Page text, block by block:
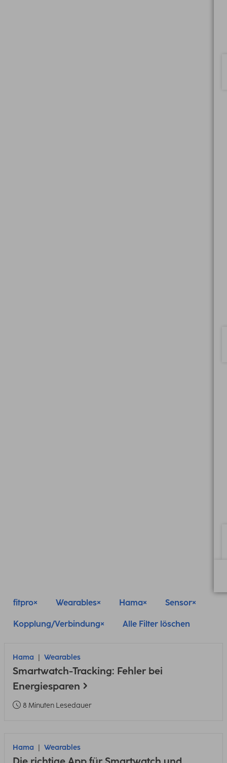
fitpro Wearables Hama Sensor
Kopplung/Verbindung Alle Filter löschen
Hama Wearables
Smartwatch-Tracking: Fehler bei
Energiesparen
8 Minuten Lesedauer
Hama Wearables